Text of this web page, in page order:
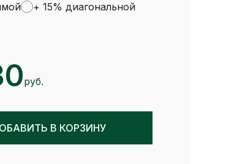
В КОРЗИНУ
руб.
+ 15% диагональной